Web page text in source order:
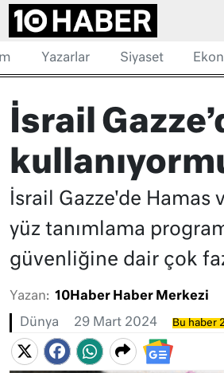
Yazarlar Siyaset
İsrail
İsrail Gazze'de
yüz tanımlama
güvenliğine dair çok
Yazan: 10Haber Haber Merkezi
Dünya 29 Mart 2024 Bu haber